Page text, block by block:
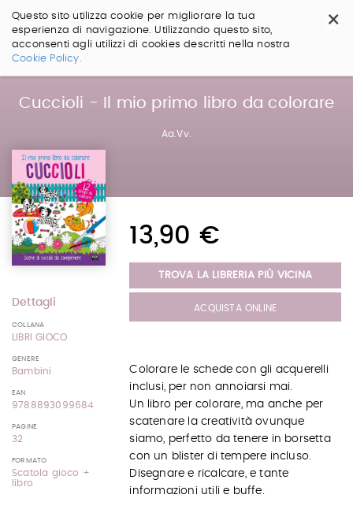
×
Questo sito utilizza cookie per migliorare la tua
esperienza di navigazione. Utilizzando questo sito,
acconsenti agli utilizzi di cookies descritti nella nostra
Cookie Policy.
Salta
Salta
Cuccioli - Il mio primo libro da colorare
Aa.Vv.
Dettagli
COLLANA
LIBRI GIOCO
GENERE
Bambini
EAN
9788893099684
PAGINE
32
FORMATO
Scatola gioco +
libro
13,90 €
TROVA LA LIBRERIA PIÙ VICINA
ACQUISTA ONLINE
Colorare le schede con gli acquerelli
inclusi, per non annoiarsi mai.
Un libro per colorare, ma anche per
scatenare la creatività ovunque
siamo, perfetto da tenere in borsetta
con un blister di tempere incluso.
Disegnare e ricalcare, e tante
informazioni utili e buffe.